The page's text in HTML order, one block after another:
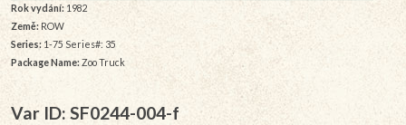
Rok vydání:1982
Země:ROW
Series:1-75 Series#: 35
Package Name: Zoo Truck
Var ID: SF0244-004-f